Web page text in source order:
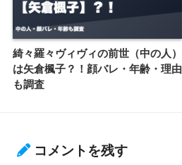
綺々羅々ヴィヴィの前世（中の人）
は矢倉楓子？！顔バレ・年齢・理由
も調査
コメントを残す